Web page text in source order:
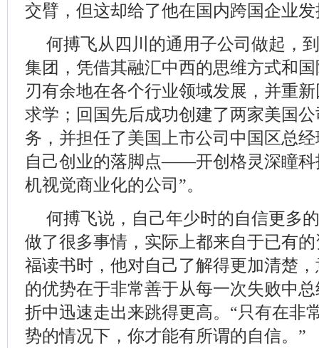
交臂，但这却给了他在国内跨国企业
何搏飞从四川的通用子公司做起，
集团，凭借其融汇中西的思维方式和
刃有余地在各个行业领域发展，并重
求学；回国先后成功创建了两家美国
务，并担任了美国上市公司中国区总
自己创业的落脚点——开创格灵深瞳科
机视觉商业化的公司”。
何搏飞说，自己年少时的自信更
做了很多事情，实际上都来自于已有
福读书时，他对自己了解得更加清楚
的优势在于非常善于从每一次失败中
折中迅速走出来跳得更高。“只有在非
势的情况下，你才能有所谓的自信。”